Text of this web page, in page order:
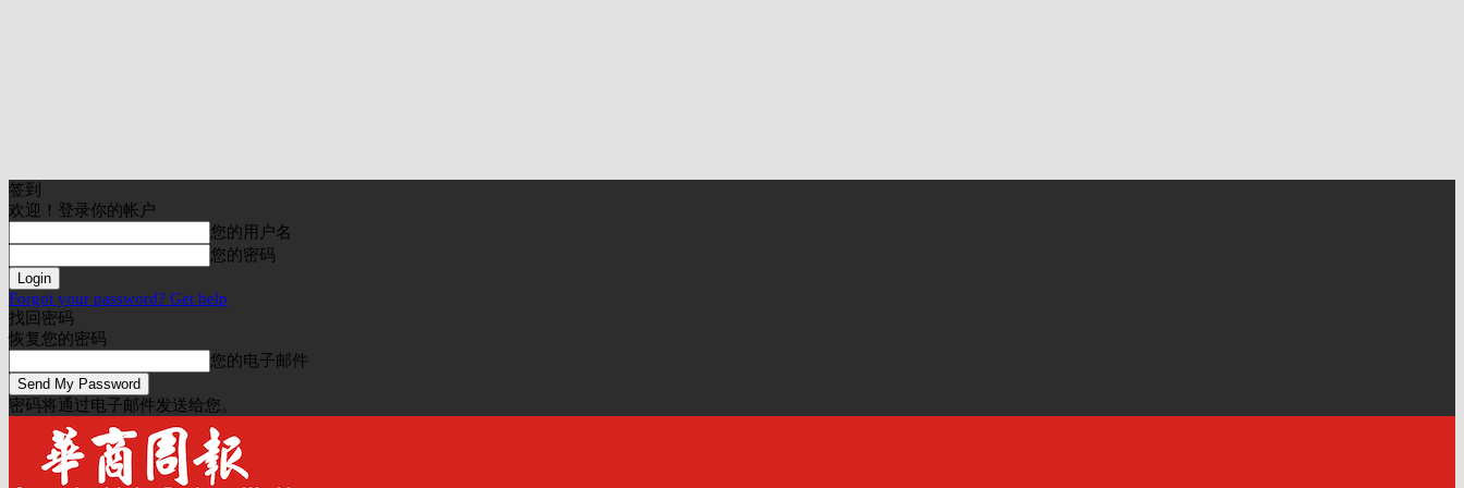
签到
欢迎！登录你的帐户
您的用户名
您的密码
Forgot your password? Get help
找回密码
恢复您的密码
您的电子邮件
密码将通过电子邮件发送给您。